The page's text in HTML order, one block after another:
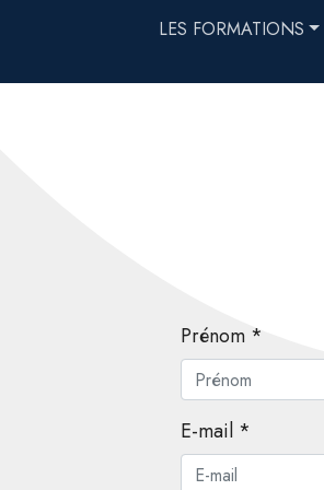
LES FORMATIONS
Prénom *
E-mail *